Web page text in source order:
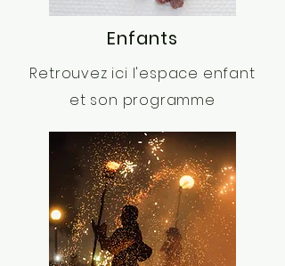
Enfants
Retrouvez ici l'espace enfant
et son programme